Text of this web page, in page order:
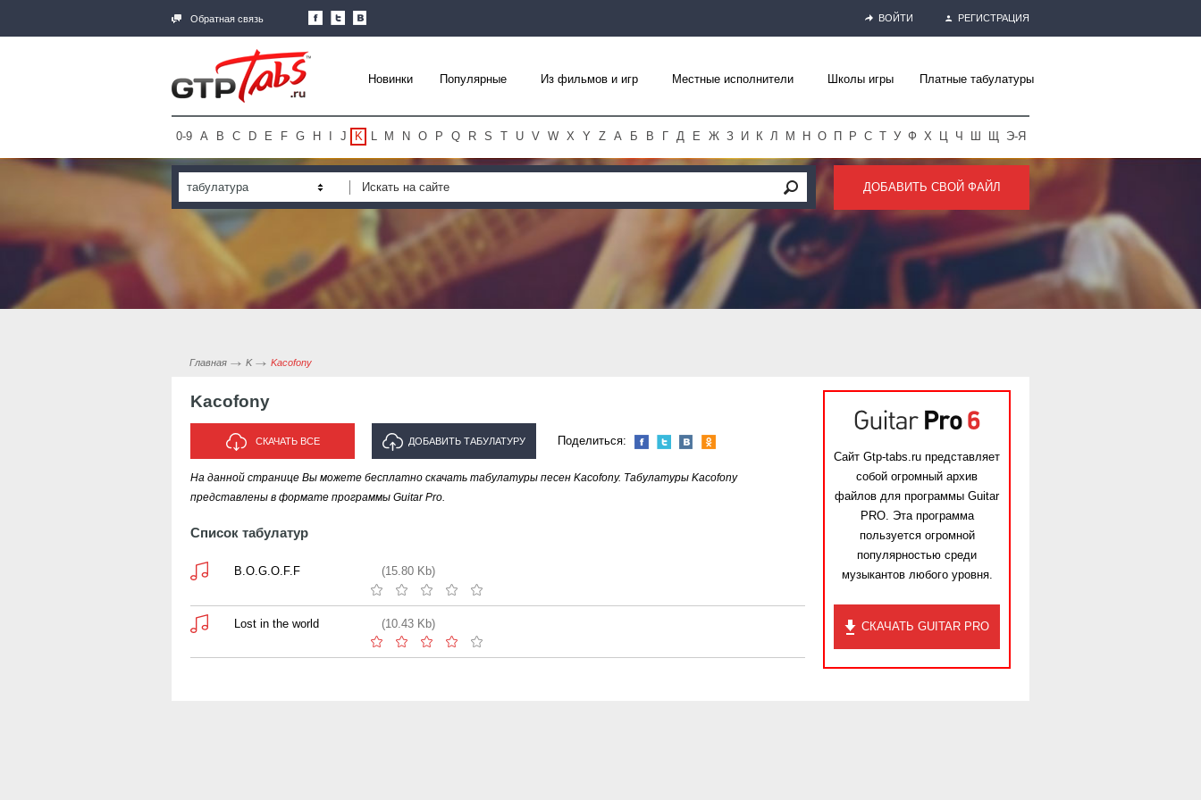
Обратная связь ВОЙТИ РЕГИСТРАЦИЯ
Новинки Популярные Из фильмов и игр Местные исполнители Школы игры Платные табулатуры
0-9 A B C D E F G H J K L M N O P Q R S T U V W X Y Z А Б В Г Д Е Ж З И К Л М Н О П Р С Т У Ф Х Ц Ч Ш Щ Э-Я
табулатура ДОБАВИТЬ СВОЙ ФАЙЛ
Главная K Kacofony
Kacofony
СКАЧАТЬ ВСЕ ДОБАВИТЬ ТАБУЛАТУРУ
ИСПОЛНИТЕЛЯ "KACOFONY"
Поделиться:
На данной странице Вы можете бесплатно скачать табулатуры песен Kacofony. Табулатуры Kacofony
представлены в формате программы Guitar Pro.
Список табулатур
B.O.G.O.F.F (15.80 Kb)
Lost in the world (10.43 Kb)
Сайт Gtp-tabs.ru представляет
собой огромный архив
файлов для программы Guitar
PRO. Эта программа
пользуется огромной
популярностью среди
музыкантов любого уровня.
СКАЧАТЬ GUITAR PRO